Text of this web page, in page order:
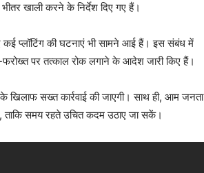
खाली करने के निर्देश दिए गए हैं।
कई प्लॉटिंग की घटनाएं भी सामने आई हैं। इस संबंध में
फरोख्त पर तत्काल रोक लगाने के आदेश जारी किए हैं।
खिलाफ सख्त कार्रवाई की जाएगी। साथ ही, आम जनता
ताकि समय रहते उचित कदम उठाए जा सकें।